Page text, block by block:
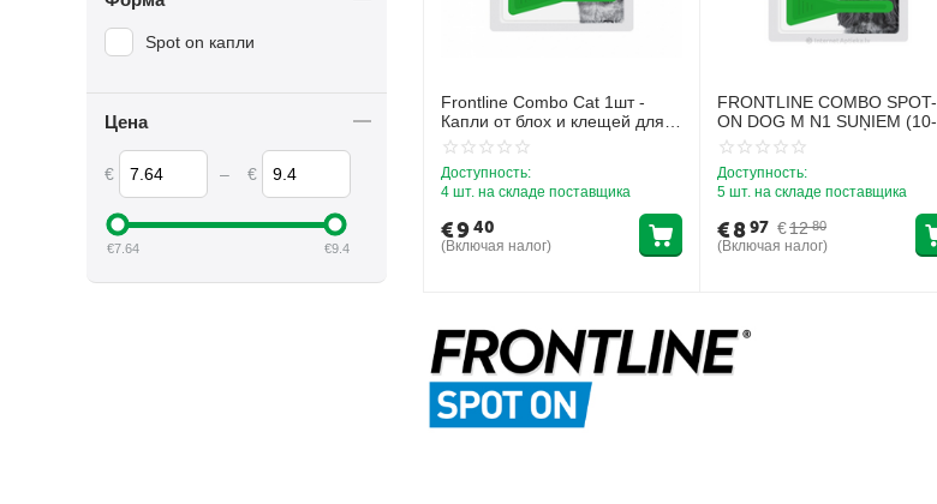
Frontline Combo Cat 1шт -
Капли от блох и клещей для
кошек и хорьков
Доступность:
4 шт. на складе поставщика
€940
(Включая налог)
FRONTLINE COMBO SPOT-
ON DOG M N1 SUŅIEM (10-
20KG)
Доступность:
5 шт. на складе поставщика
€12 80
€897
(Включая налог)
Spot on капли
Цена
€ – €
€7.64 €9.4